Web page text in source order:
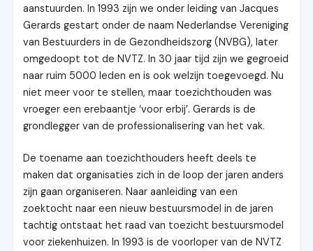
aanstuurden. In 1993 zijn we onder leiding van Jacques
Gerards gestart onder de naam Nederlandse Vereniging
van Bestuurders in de Gezondheidszorg (NVBG), later
omgedoopt tot de NVTZ. In 30 jaar tijd zijn we gegroeid
naar ruim 5000 leden en is ook welzijn toegevoegd. Nu
niet meer voor te stellen, maar toezichthouden was
vroeger een erebaantje ‘voor erbij’. Gerards is de
grondlegger van de professionalisering van het vak.
De toename aan toezichthouders heeft deels te
maken dat organisaties zich in de loop der jaren anders
zijn gaan organiseren. Naar aanleiding van een
zoektocht naar een nieuw bestuursmodel in de jaren
tachtig ontstaat het raad van toezicht bestuursmodel
voor ziekenhuizen. In 1993 is de voorloper van de NVTZ